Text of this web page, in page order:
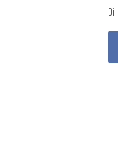
Di